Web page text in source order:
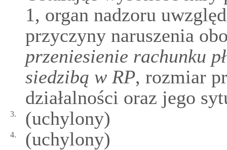
1, organ nadzoru
przyczyny naruszenia
przeniesienie rachunku
siedzibą w RP, rozmiar
działalności oraz jego
3. (uchylony)
4. (uchylony)